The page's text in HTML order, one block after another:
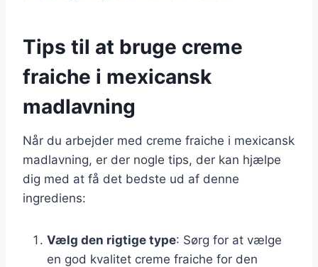
Tips til at bruge creme
fraiche i mexicansk
madlavning
Når du arbejder med creme fraiche i mexicansk
madlavning, er der nogle tips, der kan hjælpe
dig med at få det bedste ud af denne
ingrediens:
Vælg den rigtige type: Sørg for at vælge
en god kvalitet creme fraiche for den